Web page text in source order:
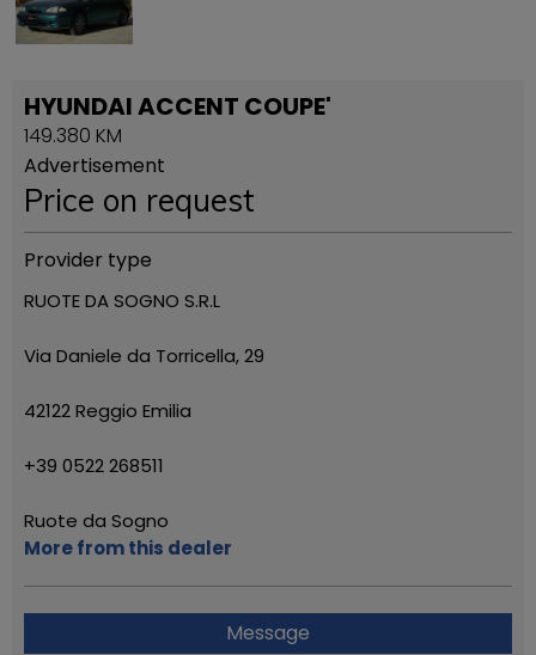
HYUNDAI ACCENT COUPE'
149.380 KM
Advertisement
Price on request
Provider type
RUOTE DA SOGNO S.R.L
Via Daniele da Torricella, 29
42122 Reggio Emilia
+39 0522 268511
Ruote da Sogno
More from this dealer
Message